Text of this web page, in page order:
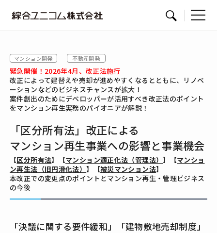
ニ
コ
ム
【区分所有法】【マンション適正化法（管理法）】【マンショ
ン再生法（旧円滑化法）】【被災マンション法】
本改正での変更点のポイントとマンション再生・管理ビジネス
の今後
「区分所有法」改正による
マンション再生事業への影響と事業機会
緊急開催！2026年4月、改正法施行
改正によって建替えや売却が進めやすくなるとともに、リノベ
ーションなどのビジネスチャンスが拡大！
案件創出のためにデベロッパーが活用すべき改正法のポイント
をマンション再生実務のパイオニアが解説！
マンション開発 不動産開発
「決議に関する要件緩和」「建物敷地売却制度」